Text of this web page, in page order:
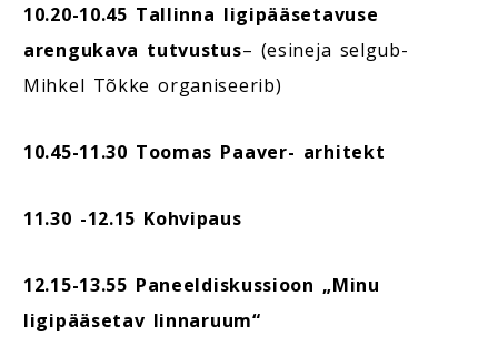
10.20-10.45 Tallinna ligipääsetavuse
arengukava tutvustus– (esineja selgub-
Mihkel Tõkke organiseerib)
10.45-11.30 Toomas Paaver- arhitekt
11.30 -12.15 Kohvipaus
12.15-13.55 Paneeldiskussioon „Minu
ligipääsetav linnaruum“